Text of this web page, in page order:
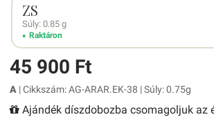
ZS
Súly: 0.85 g
Raktáron
45 900 Ft
A | Cikkszám: AG-ARAR.EK-38 | Súly: 0.75g
Ajándék díszdobozba csomagoljuk az